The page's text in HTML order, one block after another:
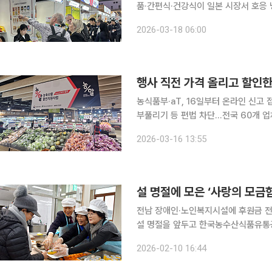
품·간편식·건강식이 일본 시장서 호응 냉동식품과 간편식, 건강식품을 앞세운 K-푸드가 일본 최대
요 증가에 맞춘 상품군이 현지 바이어
2026-03-18 06:00
행사 직전 가격 올리고 할인
농식품부·aT, 16일부터 온라인 신고
부풀리기 등 편법 차단…전국 60개 업체 1만3452개 매
부 지원 혜택이 소비자가 아닌 유통업
2026-03-16 13:55
설 명절에 모은 ‘사랑의 모
전남 장애인·노인복지시설에 후원금
설 명절을 앞두고 한국농수산식품유
2026-02-10 16:44